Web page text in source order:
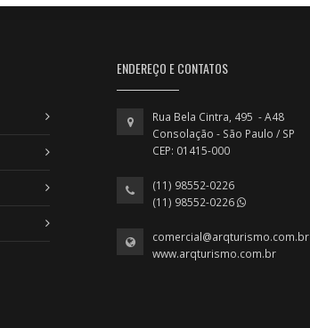
ENDEREÇO E CONTATOS
Rua Bela Cintra, 495 - A48
Consolação - São Paulo / SP
CEP: 01415-000
(11) 98552-0226
(11) 98552-0226
comercial@arqturismo.com.br
www.arqturismo.com.br